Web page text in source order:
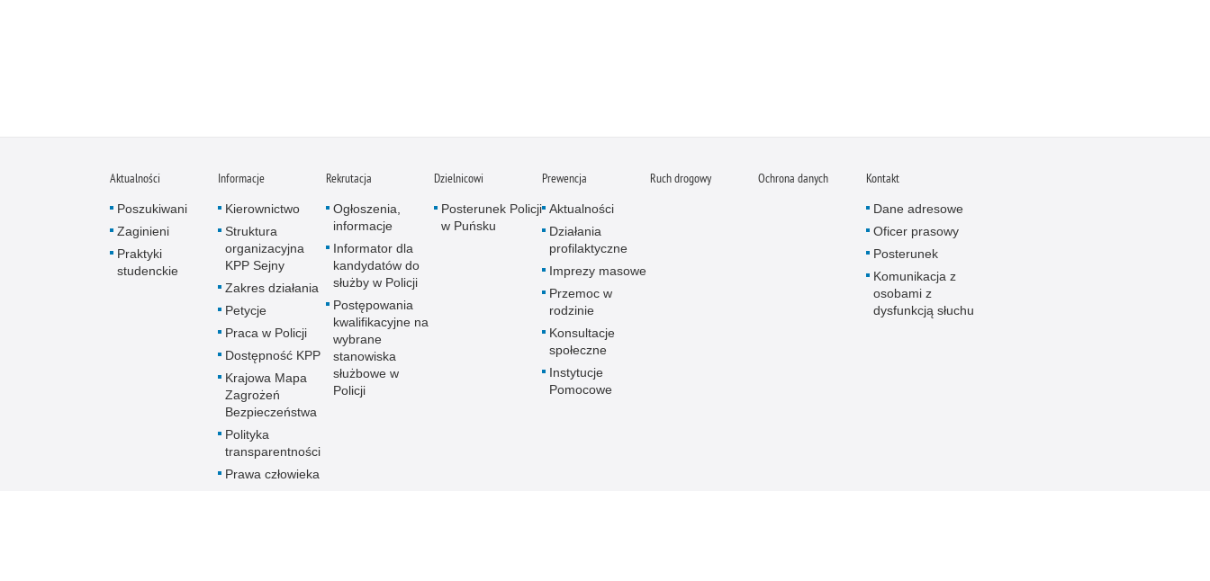
Aktualności
Poszukiwani
Zaginieni
Praktyki
studenckie
Informacje
Kierownictwo
Struktura
organizacyjna
KPP Sejny
Zakres działania
Petycje
Praca w Policji
Dostępność KPP
Krajowa Mapa
Zagrożeń
Bezpieczeństwa
Polityka
transparentności
Prawa człowieka
Rekrutacja
Ogłoszenia,
informacje
Informator dla
kandydatów do
służby w Policji
Postępowania
kwalifikacyjne na
wybrane
stanowiska
służbowe w
Policji
Dzielnicowi
Posterunek Policji
w Puńsku
Prewencja
Aktualności
Działania
profilaktyczne
Imprezy masowe
Przemoc w
rodzinie
Konsultacje
społeczne
Instytucje
Pomocowe
Ruch drogowy Ochrona danych Kontakt
Dane adresowe
Oficer prasowy
Posterunek
Komunikacja z
osobami z
dysfunkcją słuchu